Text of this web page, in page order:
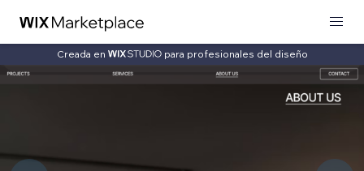
Creada en para profesionales del diseño